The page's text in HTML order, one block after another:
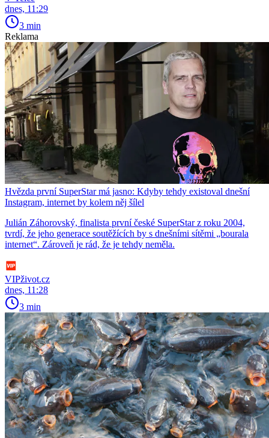
dnes, 11:29
3 min
Reklama
Hvězda první SuperStar má jasno: Kdyby tehdy existoval dnešní
Instagram, internet by kolem něj šílel
Julián Záhorovský, finalista první české SuperStar z roku 2004,
tvrdí, že jeho generace soutěžících by s dnešními sítěmi „bourala
internet“. Zároveň je rád, že je tehdy neměla.
VIPživot.cz
dnes, 11:28
3 min